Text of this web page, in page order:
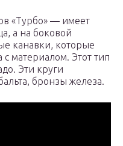
«Турбо» — имеет
а на боковой
канавки, которые
материалом. Этот тип
Эти круги
бронзы железа.